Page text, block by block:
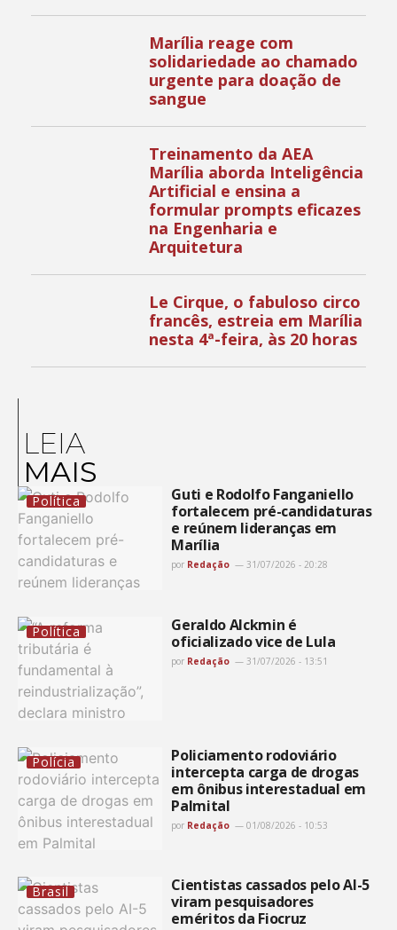
Marília reage com
solidariedade ao chamado
urgente para doação de
sangue
Treinamento da AEA
Marília aborda Inteligência
Artificial e ensina a
formular prompts eficazes
na Engenharia e
Arquitetura
Le Cirque, o fabuloso circo
francês, estreia em Marília
nesta 4ª-feira, às 20 horas
LEIA
MAIS
Política
Guti e Rodolfo Fanganiello
fortalecem pré-candidaturas
e reúnem lideranças em
Marília
por Redação 31/07/2026 - 20:28
Política
Geraldo Alckmin é
oficializado vice de Lula
por Redação 31/07/2026 - 13:51
Polícia
Policiamento rodoviário
intercepta carga de drogas
em ônibus interestadual em
Palmital
por Redação 01/08/2026 - 10:53
Brasil
Cientistas cassados pelo AI-5
viram pesquisadores
eméritos da Fiocruz